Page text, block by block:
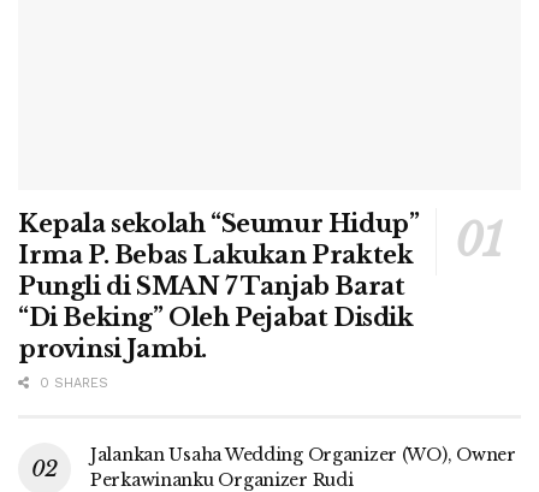
Kepala sekolah “Seumur Hidup”
Irma P. Bebas Lakukan Praktek
Pungli di SMAN 7 Tanjab Barat
“Di Beking” Oleh Pejabat Disdik
provinsi Jambi.
0 SHARES
Jalankan Usaha Wedding Organizer (WO), Owner
Perkawinanku Organizer Rudi